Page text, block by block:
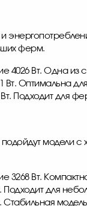
ферм.
4026 Вт. Одна из
Вт. Оптимальна
Подходит для
модели
3268 Вт.
Подходит для